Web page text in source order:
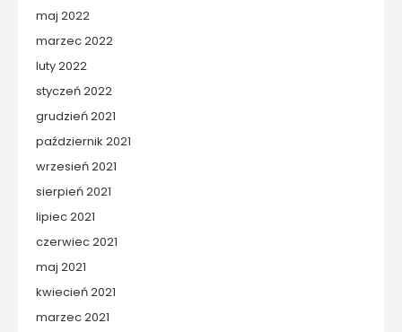
maj 2022
marzec 2022
luty 2022
styczeń 2022
grudzień 2021
październik 2021
wrzesień 2021
sierpień 2021
lipiec 2021
czerwiec 2021
maj 2021
kwiecień 2021
marzec 2021